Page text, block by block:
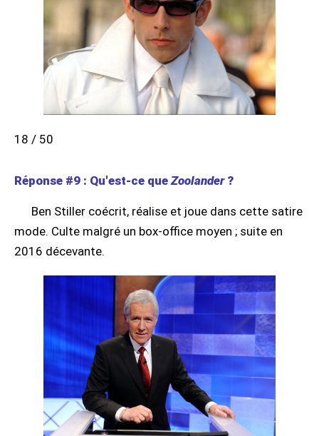
18 / 50
Réponse #9 : Qu'est-ce queZoolander?
Ben Stiller coécrit, réalise et joue dans cette satire
mode. Culte malgré un box-office moyen ; suite en
2016 décevante.